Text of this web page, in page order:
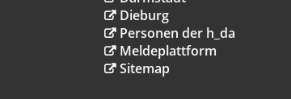
Dieburg
Personen der h_da
Meldeplattform
Sitemap